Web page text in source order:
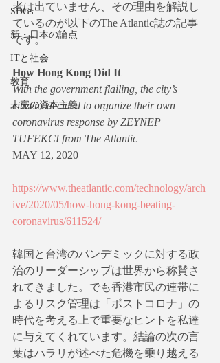
SDGs
新・日本の論点
ITと社会
教育
未完の資本主義
者は出ていません、その理由を解説し
ているのが以下のThe Atlantic誌の記事
です。
How Hong Kong Did It
With the government flailing, the city’s
citizens decided to organize their own
coronavirus response by ZEYNEP
TUFEKCI from The Atlantic
MAY 12, 2020
https://www.theatlantic.com/technology/arch
ive/2020/05/how-hong-kong-beating-
coronavirus/611524/
韓国と台湾のパンデミックに対する政
治のリーダーシップは世界から称賛さ
れてきました。でも香港市民の連帯に
よるリスク管理は「ポストコロナ」の
時代を考える上で重要なヒントを私達
に与えてくれています。結論の次の言
葉はハラリが述べた危機を乗り越える